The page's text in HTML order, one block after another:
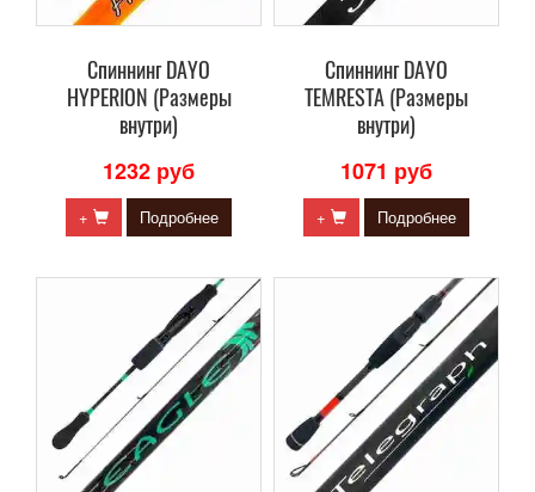
Cпиннинг DAYO
HYPERION (Размеры
внутри)
1232 руб
+ Подробнее
Cпиннинг DAYO
TEMRESTA (Размеры
внутри)
1071 руб
+ Подробнее